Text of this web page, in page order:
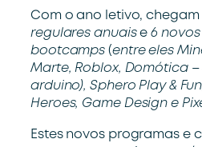
Com o ano letivo, chegam
regulares anuaise6
bootcamps (entre eles
Marte, Roblox, Domótica
arduino), Sphero Play &
Heroes, Game Design e
Estes novos programas e